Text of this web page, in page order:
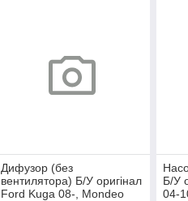
Дифузор (без
вентилятора) Б/У оригінал
Ford Kuga 08-, Mondeo
Б/У
04-